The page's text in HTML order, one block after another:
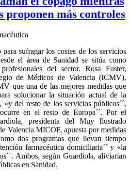
proponen más controles
sufragar los costes de los servicios
el área de Sanidad se sitúa como
del sector. Rosa Fuster,
de Médicos de Valencia (ICMV),
que una de las mejores medidas que
solucionar la situación actual de la
«y del resto de los servicios públicos´´,
en el resto de Europa´´. Por el
presidenta del Muy Ilustrado
Valencia MICOF, apuesta por medidas
dos programas que llevan tiempo
farmacéutica domiciliaria´´ y «la
Ambos, según Guardiola, aliviarían
en Sanidad.